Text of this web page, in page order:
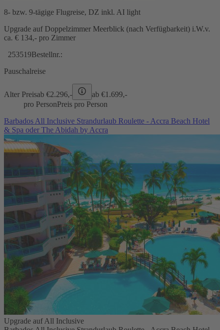
8- bzw. 9-tägige Flugreise, DZ inkl. AI light
Upgrade auf Doppelzimmer Meerblick (nach Verfügbarkeit) i.W.v.
ca. € 134,- pro Zimmer
253519Bestellnr.:
Pauschalreise
Alter Preisab €2.296,- ab €1.699,-
pro PersonPreis pro Person
Barbados All Inclusive Strandurlaub Roulette - Accra Beach Hotel
& Spa oder The Abidah by Accra
Upgrade auf All Inclusive